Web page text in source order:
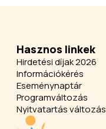
Hasznos linkek
Hirdetési díjak 2026
Információkérés
Eseménynaptár
Programváltozás
Nyitvatartás változás